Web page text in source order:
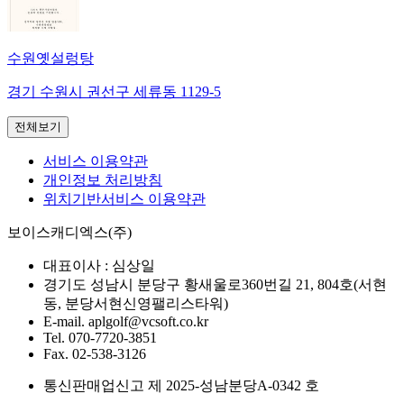
수원옛설렁탕
경기 수원시 권선구 세류동 1129-5
전체보기
서비스 이용약관
개인정보 처리방침
위치기반서비스 이용약관
보이스캐디엑스(주)
대표이사 : 심상일
경기도 성남시 분당구 황새울로360번길 21, 804호(서현
동, 분당서현신영팰리스타워)
E-mail. aplgolf@vcsoft.co.kr
Tel. 070-7720-3851
Fax. 02-538-3126
통신판매업신고 제 2025-성남분당A-0342 호